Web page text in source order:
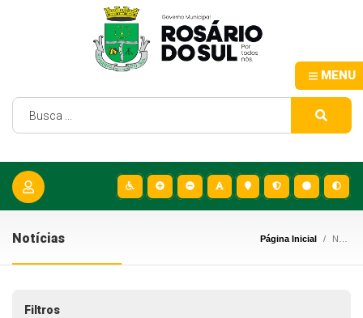
MENU
Notícias Página Inicial Notícias
Filtros